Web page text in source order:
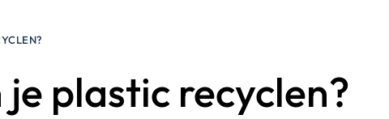
plastic recyclen?